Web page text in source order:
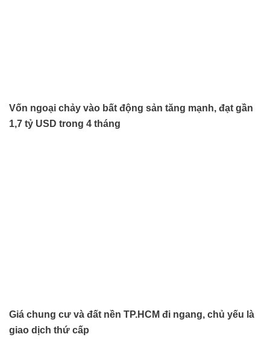
Vốn ngoại chảy vào bất động sản tăng mạnh, đạt gần
1,7 tỷ USD trong 4 tháng
Giá chung cư và đất nền TP.HCM đi ngang, chủ yếu là
giao dịch thứ cấp